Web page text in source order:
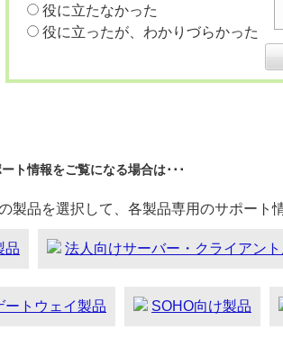
役に立たなかった
役に立ったが、わかりづらかった
ト情報をご覧になる場合は･･･
製品を選択して、各製品専用のサポート
品 法人向けサーバー・クライアン
ートウェイ製品 SOHO向け製品